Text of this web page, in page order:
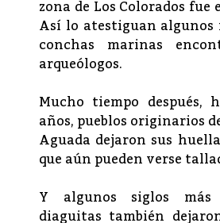
zona de Los Colorados
Así lo atestiguan algunos
conchas marinas
arqueólogos.
Mucho tiempo después,
años, pueblos originarios
Aguada dejaron sus
que aún pueden verse
Y algunos siglos más
diaguitas también